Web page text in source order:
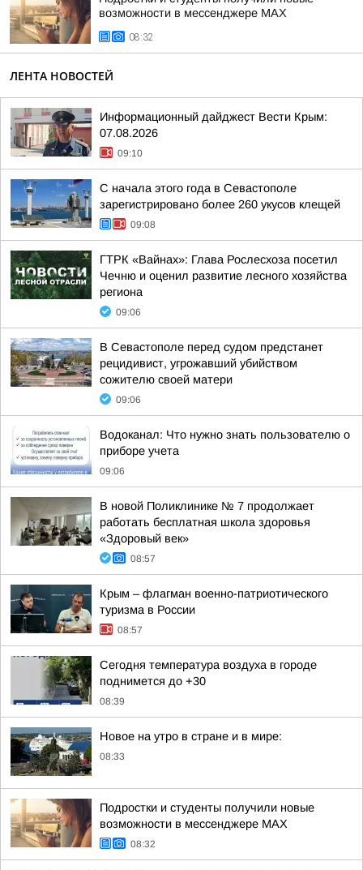
возможности в мессенджере MAX
08:32
ЛЕНТА НОВОСТЕЙ
Информационный дайджест Вести Крым:
07.08.2026
09:10
С начала этого года в Севастополе
зарегистрировано более 260 укусов клещей
09:08
ГТРК «Вайнах»: Глава Рослесхоза посетил
Чечню и оценил развитие лесного хозяйства
региона
09:06
В Севастополе перед судом предстанет
рецидивист, угрожавший убийством
сожителю своей матери
09:06
Водоканал: Что нужно знать пользователю о
приборе учета
09:06
В новой Поликлинике № 7 продолжает
работать бесплатная школа здоровья
«Здоровый век»
08:57
Крым – флагман военно-патриотического
туризма в России
08:57
Сегодня температура воздуха в городе
поднимется до +30
08:39
Новое на утро в стране и в мире:
08:33
Подростки и студенты получили новые
возможности в мессенджере MAX
08:32